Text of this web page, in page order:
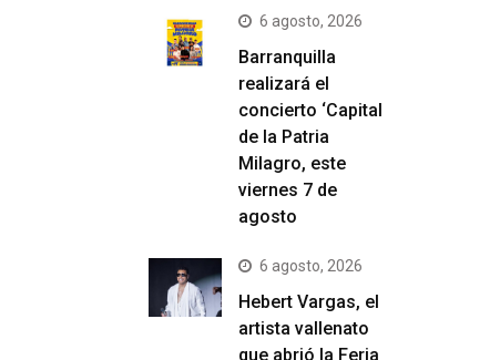
6 agosto, 2026
Barranquilla
realizará el
concierto ‘Capital
de la Patria
Milagro, este
viernes 7 de
agosto
6 agosto, 2026
Hebert Vargas, el
artista vallenato
que abrió la Feria